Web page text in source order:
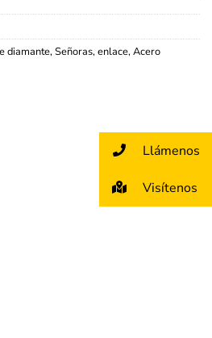
diamante,Señoras,enlace,Acero
Llámenos
Visítenos